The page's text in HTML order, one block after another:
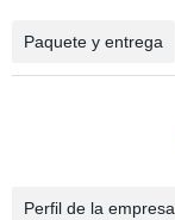
Paquete y entrega
Perfil de la empresa